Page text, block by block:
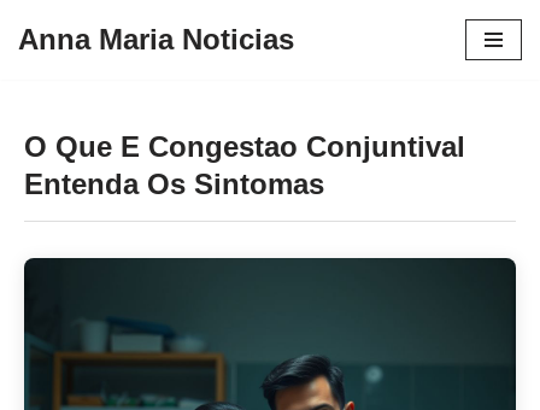
conteúdo
Anna Maria Noticias
O Que E Congestao Conjuntival
Entenda Os Sintomas